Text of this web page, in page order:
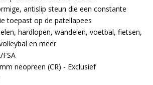
antislip steun die een constante
toepast op de patellapees
hardlopen, wandelen, voetbal, fietsen,
en meer
FSA
neopreen (CR) - Exclusief